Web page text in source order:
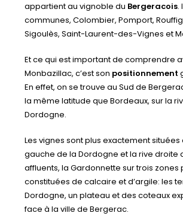
appartient au vignoble du Bergeracois.
communes, Colombier, Pomport,
Sigoulès, Saint-Laurent-des-Vignes et
Et ce qui est important de comprendre
Monbazillac, c’est son positionnement
En effet, on se trouve au Sud de
la même latitude que Bordeaux, sur la
Dordogne.
Les vignes sont plus exactement situées
gauche de la Dordogne et la rive droite
affluents, la Gardonnette sur trois
constituées de calcaire et d’argile: les
Dordogne, un plateau et des coteaux
face à la ville de Bergerac.